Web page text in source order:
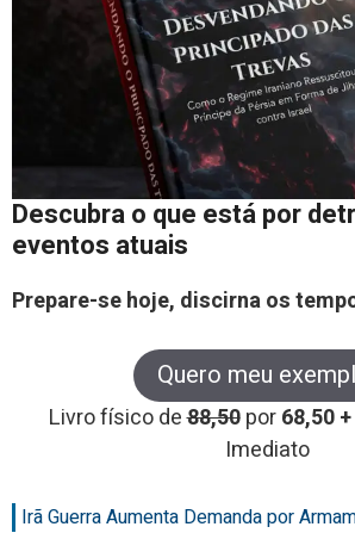
Descubra o que está por
eventos atuais
Prepare-se hoje, discirna os
Quero meu
Livro físico de88,50 por68,50 +
Imediato
Irã Guerra Aumenta Demanda por